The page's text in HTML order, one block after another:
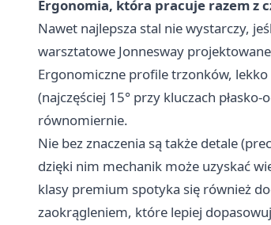
Ergonomia, która pracuje razem z
Nawet najlepsza stal nie wystarczy,
warsztatowe Jonnesway
Ergonomiczne profile trzonków,
(najczęściej 15° przy kluczach
równomiernie.
Nie bez znaczenia są także detale
dzięki nim mechanik może uzyskać
klasy premium spotyka się również
zaokrągleniem, które lepiej